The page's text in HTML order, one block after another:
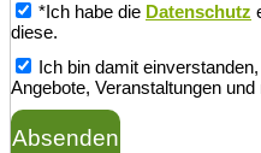
*Ich habe die Datenschutz
diese.
Ich bin damit
Angebote, Veranstaltungen
Absenden